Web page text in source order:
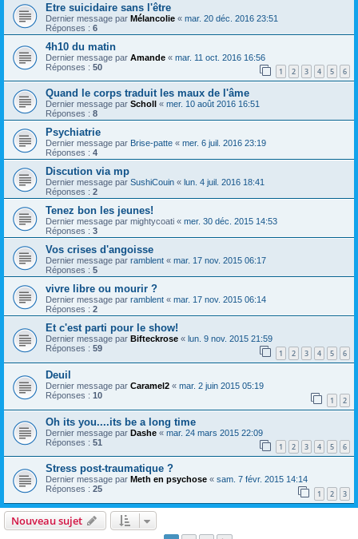
Etre suicidaire sans l'être
Dernier message par Mélancolie « mar. 20 déc. 2016 23:51
Réponses : 6
4h10 du matin
Dernier message par Amande « mar. 11 oct. 2016 16:56
Réponses : 50 1 2 3 4 5 6
Quand le corps traduit les maux de l'âme
Dernier message par Scholl « mer. 10 août 2016 16:51
Réponses : 8
Psychiatrie
Dernier message par Brise-patte « mer. 6 juil. 2016 23:19
Réponses : 4
Discution via mp
Dernier message par SushiCouin « lun. 4 juil. 2016 18:41
Réponses : 2
Tenez bon les jeunes!
Dernier message par mightycoati « mer. 30 déc. 2015 14:53
Réponses : 3
Vos crises d'angoisse
Dernier message par ramblent « mar. 17 nov. 2015 06:17
Réponses : 5
vivre libre ou mourir ?
Dernier message par ramblent « mar. 17 nov. 2015 06:14
Réponses : 2
Et c'est parti pour le show!
Dernier message par Bifteckrose « lun. 9 nov. 2015 21:59
Réponses : 59 1 2 3 4 5 6
Deuil
Dernier message par Caramel2 « mar. 2 juin 2015 05:19
Réponses : 10 1 2
Oh its you....its be a long time
Dernier message par Dashe « mar. 24 mars 2015 22:09
Réponses : 51 1 2 3 4 5 6
Stress post-traumatique ?
Dernier message par Meth en psychose « sam. 7 févr. 2015 14:14
Réponses : 25 1 2 3
Nouveau sujet